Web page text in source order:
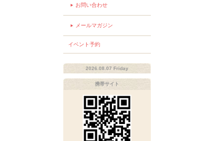
お問い合わせ
メールマガジン
イベント予約
2026.08.07 Friday
携帯サイト